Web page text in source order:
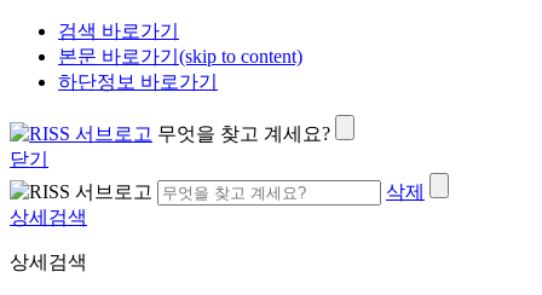
검색 바로가기
본문 바로가기(skip to content)
하단정보 바로가기
무엇을 찾고 계세요?
닫기
삭제
상세검색
상세검색